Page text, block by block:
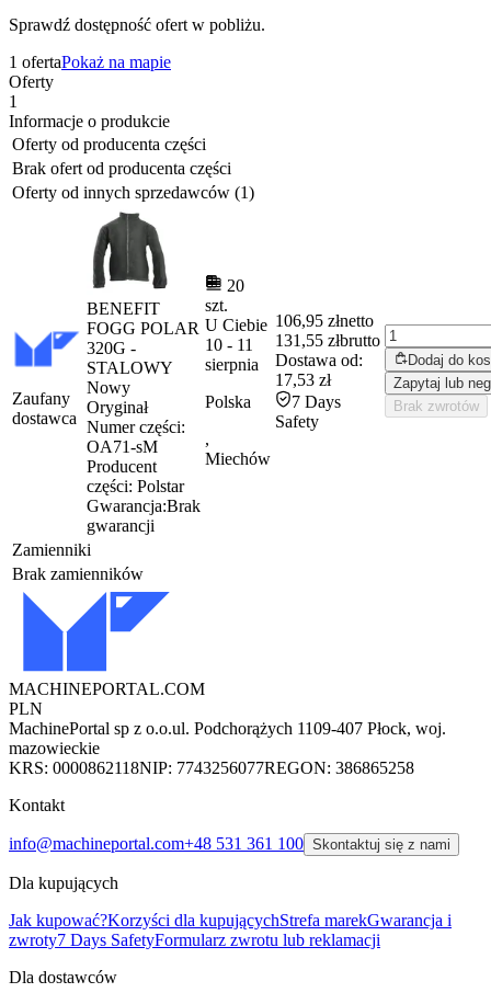
Sprawdź dostępność ofert w pobliżu.
1 ofertaPokaż na mapie
Oferty
1
Informacje o produkcie
Oferty od producenta części
Brak ofert od producenta części
Oferty od innych sprzedawców (1)
Zaufany
dostawca
BENEFIT
FOGG POLAR
320G -
STALOWY
Nowy
Oryginał
Numer części:
OA71-sM
Producent
części: Polstar
Gwarancja:Brak
gwarancji
20
szt.
U Ciebie
10 - 11
sierpnia
Polska
,
Miechów
106,95 złnetto
131,55 złbrutto
Dostawa od:
17,53 zł
7 Days
Safety
Dodaj do
Zapytaj lub
Brak zwrotów
Zamienniki
Brak zamienników
MACHINEPORTAL.COM
PLN
MachinePortal sp z o.o.ul. Podchorążych 1109-407 Płock, woj.
mazowieckie
KRS: 0000862118NIP: 7743256077REGON: 386865258
Kontakt
info@machineportal.com+48 531 361 100 Skontaktuj się z nami
Dla kupujących
Jak kupować?Korzyści dla kupującychStrefa marekGwarancja i
zwroty7 Days SafetyFormularz zwrotu lub reklamacji
Dla dostawców